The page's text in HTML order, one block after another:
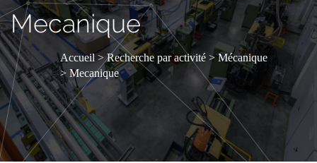
Mecanique
Accueil Recherche par activité
Mécanique
Mecanique